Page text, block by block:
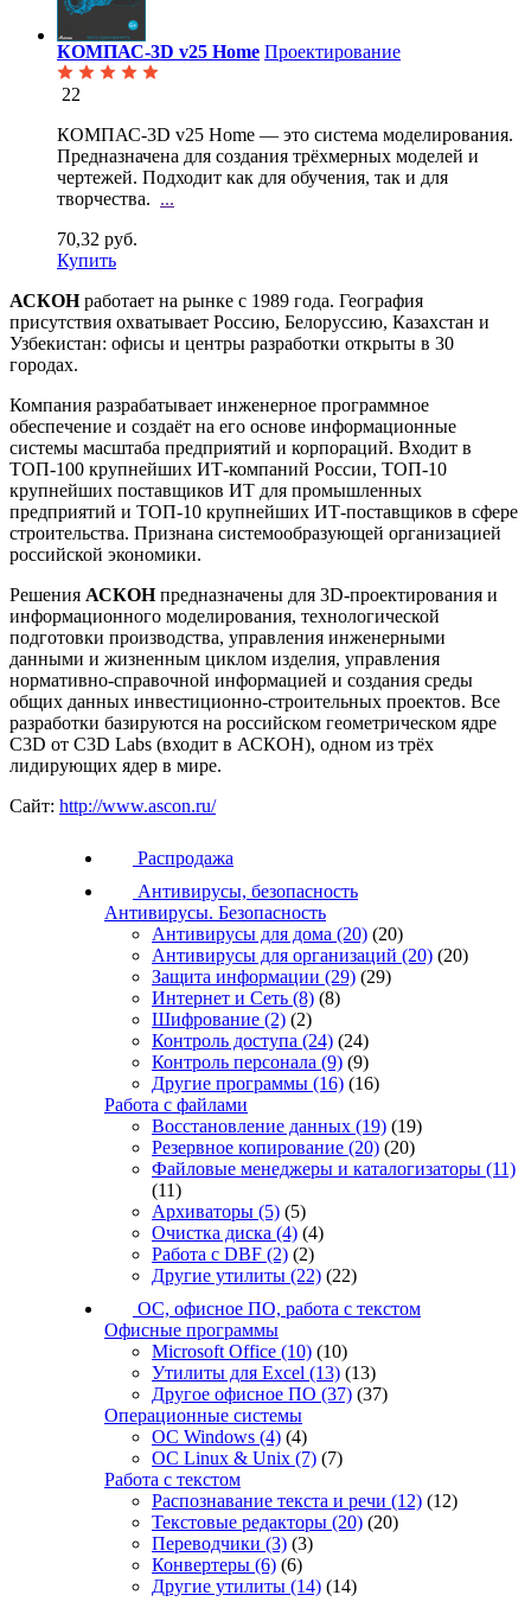
КОМПАС-3D v25 Home Проектирование
22
КОМПАС-3D v25 Home — это система моделирования.
Предназначена для создания трёхмерных моделей и
чертежей. Подходит как для обучения, так и для
творчества. ...
70,32 руб.
Купить
АСКОНработает на рынке с 1989 года. География
присутствия охватывает Россию, Белоруссию, Казахстан и
Узбекистан: офисы и центры разработки открыты в 30
городах.
Компания разрабатывает инженерное программное
обеспечение и создаёт на его основе информационные
системы масштаба предприятий и корпораций. Входит в
ТОП-100 крупнейших ИТ-компаний России, ТОП-10
крупнейших поставщиков ИТ для промышленных
предприятий и ТОП-10 крупнейших ИТ-поставщиков в сфере
строительства. Признана системообразующей организацией
российской экономики.
Решения АСКОНпредназначены для 3D-проектирования и
информационного моделирования, технологической
подготовки производства, управления инженерными
данными и жизненным циклом изделия, управления
нормативно-справочной информацией и создания среды
общих данных инвестиционно-строительных проектов. Все
разработки базируются на российском геометрическом ядре
C3D от C3D Labs (входит в АСКОН), одном из трёх
лидирующих ядер в мире.
Сайт: http://www.ascon.ru/
Распродажа
Антивирусы, безопасность
Антивирусы. Безопасность
Антивирусы для дома (20) (20)
Антивирусы для организаций (20) (20)
Защита информации (29) (29)
Интернет и Сеть (8) (8)
Шифрование (2) (2)
Контроль доступа (24) (24)
Контроль персонала (9) (9)
Другие программы (16) (16)
Работа с файлами
Восстановление данных (19) (19)
Резервное копирование (20) (20)
Файловые менеджеры и каталогизаторы (11)
(11)
Архиваторы (5) (5)
Очистка диска (4) (4)
Работа с DBF (2) (2)
Другие утилиты (22) (22)
ОС, офисное ПО, работа с текстом
Офисные программы
Microsoft Office (10) (10)
Утилиты для Excel (13) (13)
Другое офисное ПО (37) (37)
Операционные системы
ОС Windows (4) (4)
ОС Linux & Unix (7) (7)
Работа с текстом
Распознавание текста и речи (12) (12)
Текстовые редакторы (20) (20)
Переводчики (3) (3)
Конвертеры (6) (6)
Другие утилиты (14) (14)